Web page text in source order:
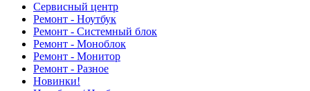
Сервисный центр
Ремонт - Ноутбук
Ремонт - Системный блок
Ремонт - Моноблок
Ремонт - Монитор
Ремонт - Разное
Новинки!